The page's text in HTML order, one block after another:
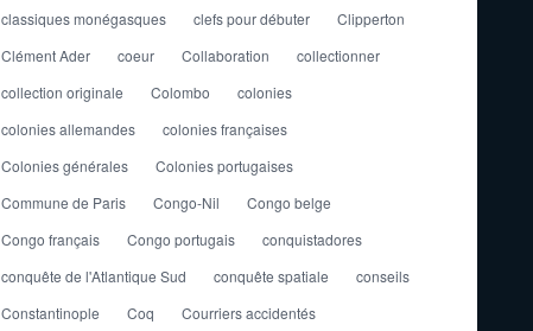
classiques monégasques
clefs pour débuter
Clipperton
Clément Ader
coeur Collaboration
collectionner
collection originale
Colombo
colonies
colonies allemandes
colonies françaises
Colonies générales
Colonies portugaises
Commune de Paris
Congo-Nil
Congo belge
Congo français
Congo portugais
conquistadores
conquête de l'Atlantique Sud
conquête spatiale
conseils
Constantinople
Coq
Courriers accidentés